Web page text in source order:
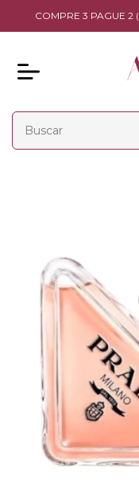
COMPRE 3 PAGUE 2